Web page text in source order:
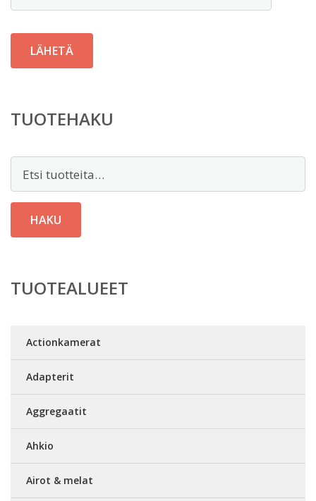
TUOTEHAKU
HAKU
TUOTEALUEET
Actionkamerat
Adapterit
Aggregaatit
Ahkio
Airot & melat